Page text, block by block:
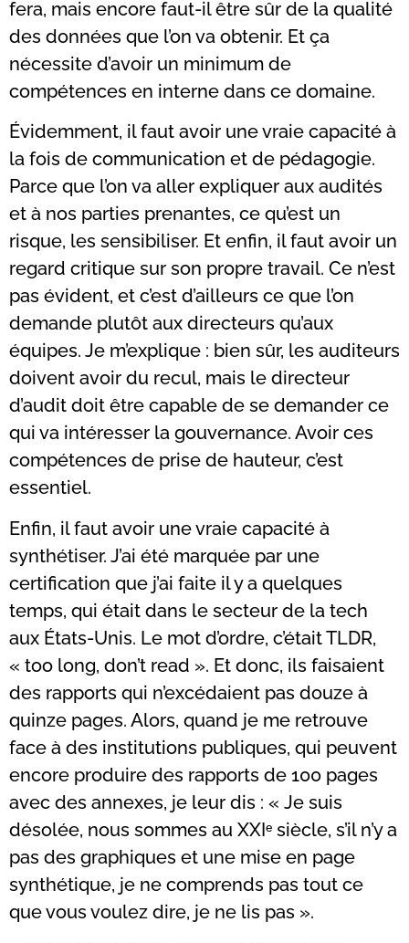
fera, mais encore faut-il être sûr de la qualité
des données que l’on va obtenir. Et ça
nécessite d’avoir un minimum de
compétences en interne dans ce domaine.
Évidemment, il faut avoir une vraie capacité à
la fois de communication et de pédagogie.
Parce que l’on va aller expliquer aux audités
et à nos parties prenantes, ce qu’est un
risque, les sensibiliser. Et enfin, il faut avoir un
regard critique sur son propre travail. Ce n’est
pas évident, et c’est d’ailleurs ce que l’on
demande plutôt aux directeurs qu’aux
équipes. Je m’explique : bien sûr, les auditeurs
doivent avoir du recul, mais le directeur
d’audit doit être capable de se demander ce
qui va intéresser la gouvernance. Avoir ces
compétences de prise de hauteur, c’est
essentiel.
Enfin, il faut avoir une vraie capacité à
synthétiser. J’ai été marquée par une
certification que j’ai faite il y a quelques
temps, qui était dans le secteur de la tech
aux États-Unis. Le mot d’ordre, c’était TLDR,
« too long, don’t read ». Et donc, ils faisaient
des rapports qui n’excédaient pas douze à
quinze pages. Alors, quand je me retrouve
face à des institutions publiques, qui peuvent
encore produire des rapports de 100 pages
avec des annexes, je leur dis : « Je suis
désolée, nous sommes au XXIᵉ siècle, s’il n’y a
pas des graphiques et une mise en page
synthétique, je ne comprends pas tout ce
que vous voulez dire, je ne lis pas ».